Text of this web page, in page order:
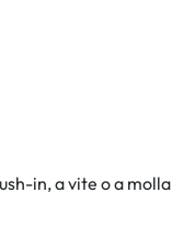
in, a vite o a molla